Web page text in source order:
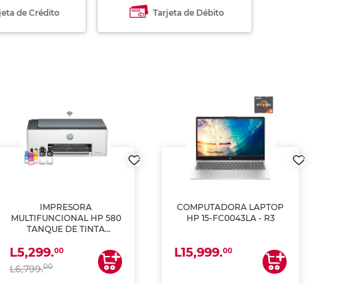
de Crédito Tarjeta de Débito
IMPRESORA
MULTIFUNCIONAL HP 580
TANQUE DE TINTA
ESCANEA)
L5,299.00
L6,799.00
COMPUTADORA LAPTOP
HP 15-FC0043LA - R3
L15,999.00